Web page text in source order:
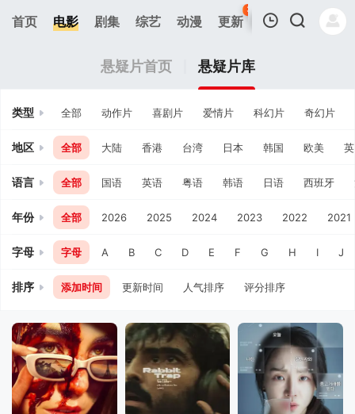
首页 电影 剧集 综艺 动漫 更新
31
热榜 APP
我的观影记录
暂无观看影片的记录
悬疑片首页 悬疑片库
类型 全部 动作片 喜剧片 爱情片 科幻片 奇幻片
地区 全部 大陆 香港 台湾 日本 韩国 欧美
语言 全部 国语 英语 粤语 韩语 日语 西班牙
年份 全部 2026 2025 2024 2023 2022 2021
字母 字母 A B C D E F G H I J
排序 添加时间 更新时间 人气排序 评分排序